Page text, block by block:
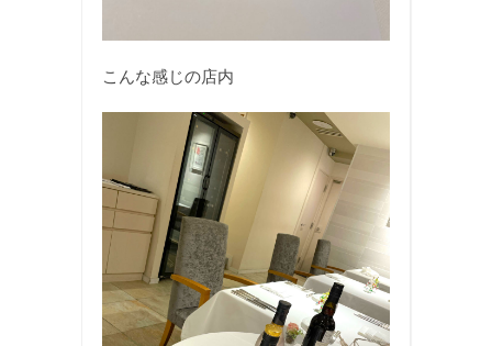
こんな感じの店内